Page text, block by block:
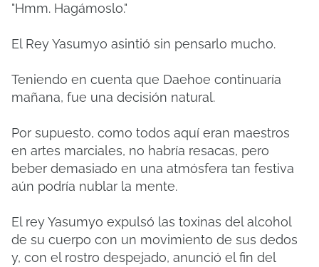
"Hmm. Hagámoslo."
El Rey Yasumyo asintió sin pensarlo mucho.
Teniendo en cuenta que Daehoe continuaría
mañana, fue una decisión natural.
Por supuesto, como todos aquí eran maestros
en artes marciales, no habría resacas, pero
beber demasiado en una atmósfera tan festiva
aún podría nublar la mente.
El rey Yasumyo expulsó las toxinas del alcohol
de su cuerpo con un movimiento de sus dedos
y, con el rostro despejado, anunció el fin del